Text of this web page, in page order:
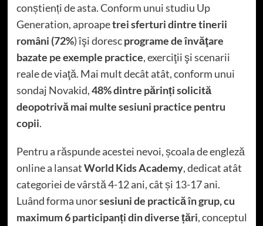
conștienți de asta. Conform unui studiu Up
Generation, aproapetrei sferturi dintre tinerii
români (72%) îşi dorescprograme de învăţare
bazate pe exemple practice, exerciţii şi scenarii
reale de viaţă. Mai mult decât atât, conform unui
sondaj Novakid,48% dintre părinți solicită
deopotrivă mai multe sesiuni practice pentru
copii.
Pentru a răspunde acestei nevoi, școala de engleză
online a lansatWorld Kids Academy, dedicat atât
categoriei de vârstă 4-12 ani, cât și 13-17 ani.
Luând forma unorsesiuni de practică în grup, cu
maximum 6 participanți din diverse țări, conceptul